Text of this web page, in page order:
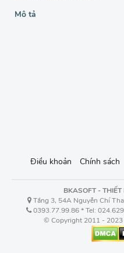
Mô tả
Điều khoản Chính sách
BKASOFT -
Tầng 3, 54A Nguyễn Chí
0393.77.99.86 * Tel:
© Copyright 2011 - 2023